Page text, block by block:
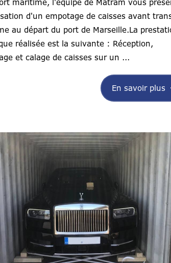
maritime, l'équipe de Matram vous
d'un empotage de caisses avant
au départ du port de Marseille.La
réalisée est la suivante : Réception,
et calage de caisses sur un ...
En savoir plus